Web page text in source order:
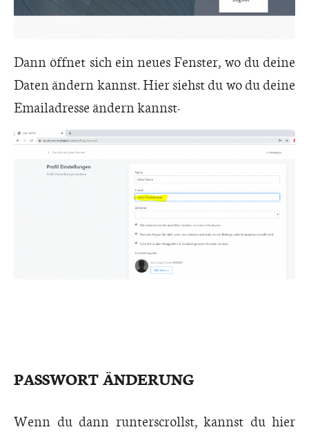
Dann öffnet sich ein neues Fenster, wo du deine
Daten ändern kannst. Hier siehst du wo du deine
Emailadresse ändern kannst:
PASSWORT ÄNDERUNG
Wenn du dann runterscrollst, kannst du hier